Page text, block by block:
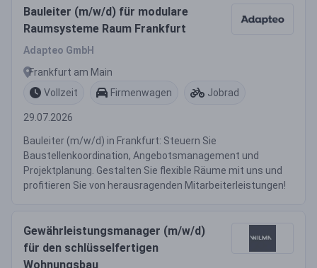
Bauleiter (m/w/d) für modulare
Raumsysteme Raum Frankfurt
Adapteo GmbH
Frankfurt am Main
Vollzeit
Firmenwagen Jobrad
29.07.2026
Bauleiter (m/w/d) in Frankfurt: Steuern Sie
Baustellenkoordination, Angebotsmanagement und
Projektplanung. Gestalten Sie flexible Räume mit uns und
profitieren Sie von herausragenden Mitarbeiterleistungen!
Gewährleistungsmanager (m/w/d)
für den schlüsselfertigen
Wohnungsbau